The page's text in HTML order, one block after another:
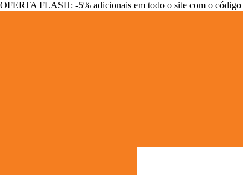
OFERTA FLASH: -5% adicionais em todo o site com o código